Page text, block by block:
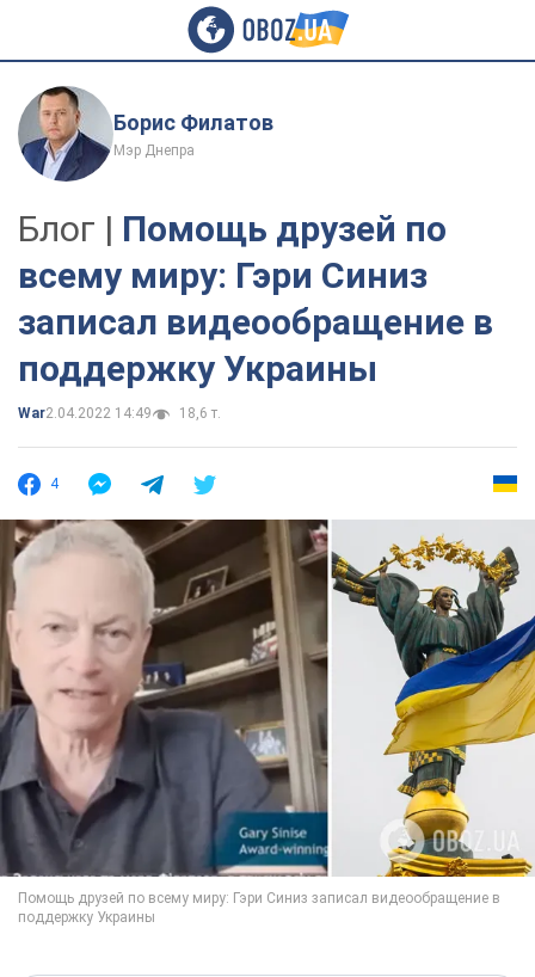
Борис Филатов
Мэр Днепра
Блог | Помощь друзей по
всему миру: Гэри Синиз
записал видеообращение в
поддержку Украины
War2.04.2022 14:49 18,6 т.
4